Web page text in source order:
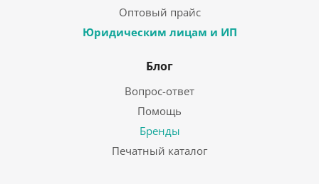
Оптовый прайс
Юридическим лицам и ИП
Блог
Вопрос-ответ
Помощь
Бренды
Печатный каталог